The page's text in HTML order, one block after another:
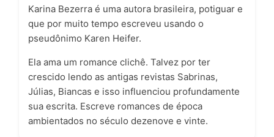
Karina Bezerra é uma autora brasileira, potiguar e
que por muito tempo escreveu usando o
pseudônimo Karen Heifer.
Ela ama um romance clichê. Talvez por ter
crescido lendo as antigas revistas Sabrinas,
Júlias, Biancas e isso influenciou profundamente
sua escrita. Escreve romances de época
ambientados no século dezenove e vinte.